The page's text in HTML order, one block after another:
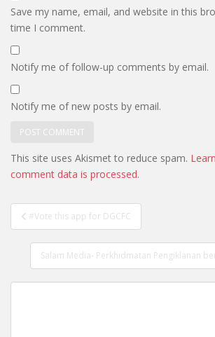
Save my name, email, and website in this
time I comment.
Notify me of follow-up comments by email.
Notify me of new posts by email.
This site uses Akismet to reduce spam.
comment data is processed.
Post
navigation
#Vote this app for DGCFC
Salam Media- Perkhidmatan Pengiklanan